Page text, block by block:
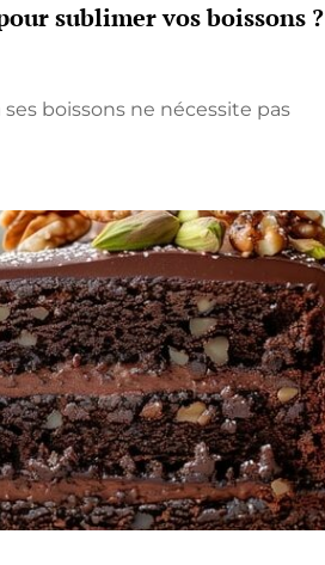
sublimer vos boissons ?
boissons ne nécessite pas